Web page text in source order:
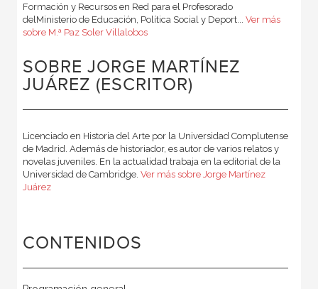
Formación y Recursos en Red para el Profesorado
delMinisterio de Educación, Política Social y Deport... Ver más
sobre M.ª Paz Soler Villalobos
SOBRE JORGE MARTÍNEZ
JUÁREZ (ESCRITOR)
Licenciado en Historia del Arte por la Universidad Complutense
de Madrid. Además de historiador, es autor de varios relatos y
novelas juveniles. En la actualidad trabaja en la editorial de la
Universidad de Cambridge. Ver más sobre Jorge Martínez
Juárez
CONTENIDOS